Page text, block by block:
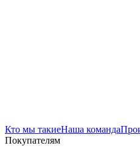
Кто мы такиеНаша команда
Покупателям